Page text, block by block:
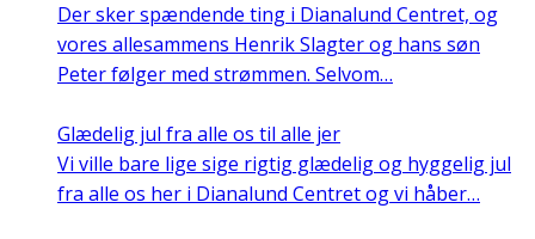
Der sker spændende ting i Dianalund Centret, og
vores allesammens Henrik Slagter og hans søn
Peter følger med strømmen. Selvom…
Glædelig jul fra alle os til alle jer
Vi ville bare lige sige rigtig glædelig og hyggelig jul
fra alle os her i Dianalund Centret og vi håber…